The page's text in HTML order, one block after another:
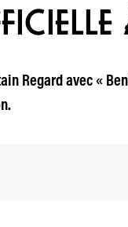
Regard avec «